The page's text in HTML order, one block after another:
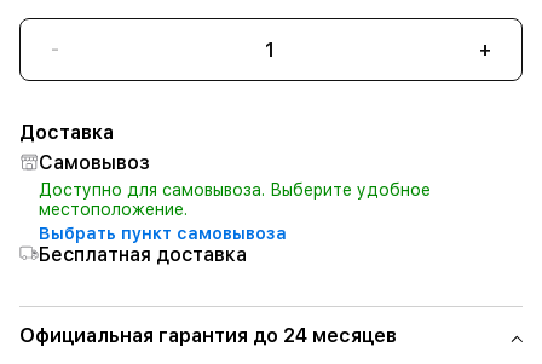
- +
Доставка
Самовывоз
Доступно для самовывоза. Выберите удобное
местоположение.
Выбрать пункт самовывоза
Бесплатная доставка
Официальная гарантия до 24 месяцев